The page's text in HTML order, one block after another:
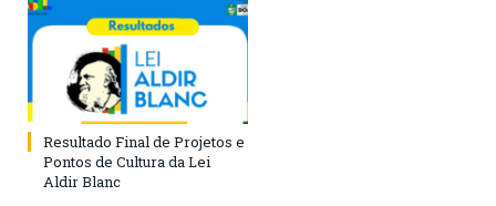
Resultado Final de Projetos e
Pontos de Cultura da Lei
Aldir Blanc